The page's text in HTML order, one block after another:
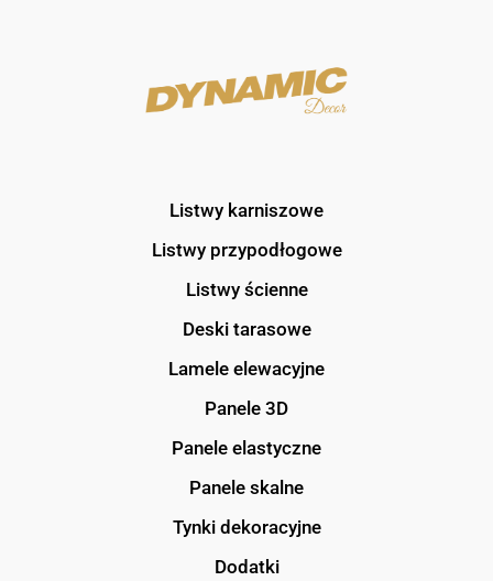
Listwy karniszowe
Listwy przypodłogowe
Listwy ścienne
Deski tarasowe
Lamele elewacyjne
Panele 3D
Panele elastyczne
Panele skalne
Tynki dekoracyjne
Dodatki